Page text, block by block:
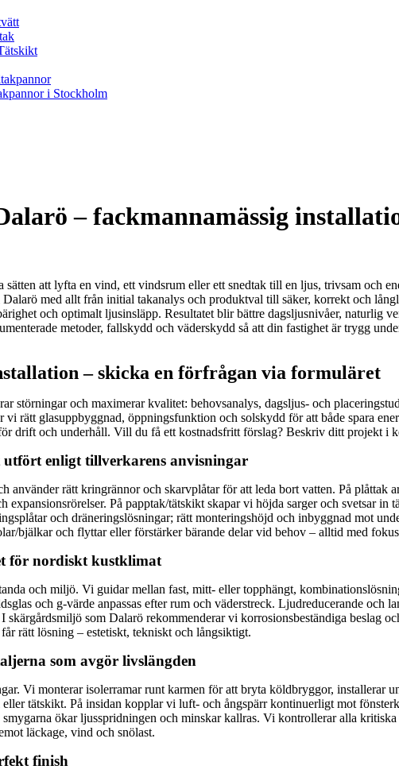
i Stockholm
– fackmannamässig
sätten att lyfta en vind, ett vindsrum eller ett snedtak till en ljus, trivsam och
Dalarö med allt från initial takanalys och produktval till säker, korrekt och
och optimalt ljusinsläpp. Resultatet blir bättre dagsljusnivåer, naturlig
metoder, fallskydd och väderskydd så att din fastighet är trygg
– skicka en förfrågan via formuläret
störningar och maximerar kvalitet: behovsanalys, dagsljus- och
vi rätt glasuppbyggnad, öppningsfunktion och solskydd för att både spara
drift och underhåll. Vill du få ett kostnadsfritt förslag? Beskriv ditt projekt i
enligt tillverkarens anvisningar
använder rätt kringrännor och skarvplåtar för att leda bort vatten. På plåttak
På papptak/tätskikt skapar vi höjda sarger och svetsar
och dräneringslösningar; rätt monteringshöjd och inbyggnad mot
bjälkar och flyttar eller förstärker bärande delar vid behov – alltid med
för nordiskt kustklimat
och miljö. Vi guidar mellan fast, mitt- eller topphängt,
och g-värde anpassas efter rum och väderstreck. Ljudreducerande
som Dalarö rekommenderar vi korrosionsbeständiga beslag
rätt lösning – estetiskt, tekniskt och långsiktigt.
som avgör livslängden
Vi monterar isolerramar runt karmen för att bryta köldbryggor, installerar
tätskikt. På insidan kopplar vi luft- och ångspärr kontinuerligt mot
ökar ljusspridningen och minskar kallras. Vi kontrollerar alla
läckage, vind och snölast.
finish